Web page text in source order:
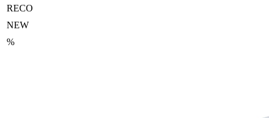
RECO
NEW
%